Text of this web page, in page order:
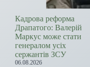
Кадрова реформа
Драпатого: Валерій
Маркус може стати
генералом усіх
сержантів ЗСУ
06.08.2026